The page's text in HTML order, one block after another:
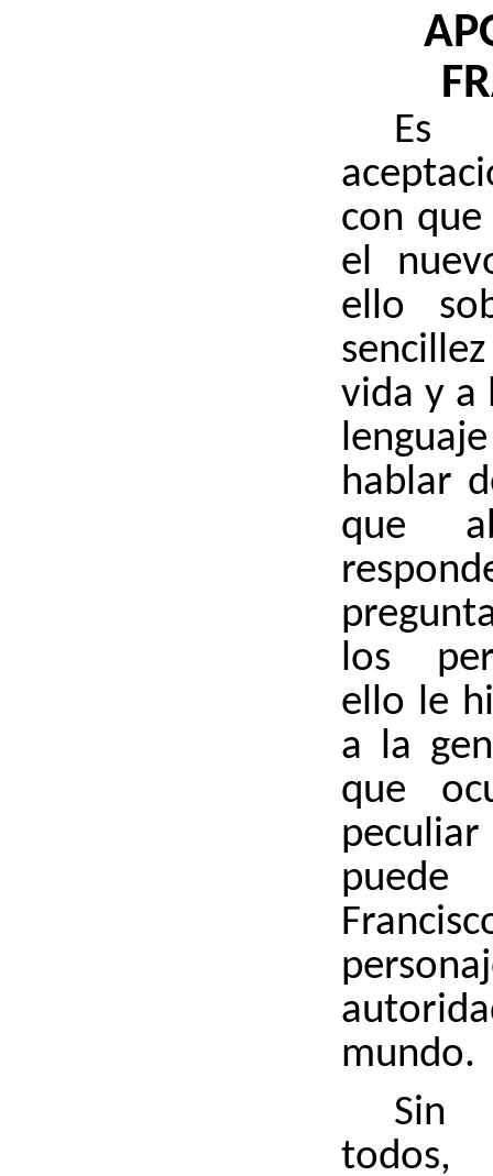
Es
con
el
ello
vida y a
hablar
que
los
ello le
a la
que
mundo.
Sin